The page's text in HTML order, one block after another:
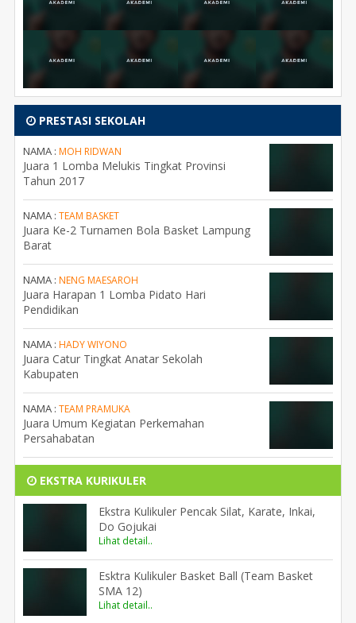
PRESTASI SEKOLAH
NAMA : MOH RIDWAN
Juara 1 Lomba Melukis Tingkat Provinsi
Tahun 2017
NAMA : TEAM BASKET
Juara Ke-2 Turnamen Bola Basket Lampung
Barat
NAMA : NENG MAESAROH
Juara Harapan 1 Lomba Pidato Hari
Pendidikan
NAMA : HADY WIYONO
Juara Catur Tingkat Anatar Sekolah
Kabupaten
NAMA : TEAM PRAMUKA
Juara Umum Kegiatan Perkemahan
Persahabatan
EKSTRA KURIKULER
Ekstra Kulikuler Pencak Silat, Karate, Inkai,
Do Gojukai
Lihat detail..
Esktra Kulikuler Basket Ball (Team Basket
SMA 12)
Lihat detail..